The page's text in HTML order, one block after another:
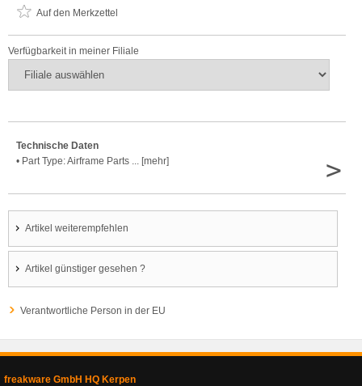
Auf den Merkzettel
Verfügbarkeit in meiner Filiale
Technische Daten
• Part Type: Airframe Parts ... [mehr]
>
Artikel weiterempfehlen
Artikel günstiger gesehen ?
Verantwortliche Person in der EU
freakware GmbH HQ Kerpen